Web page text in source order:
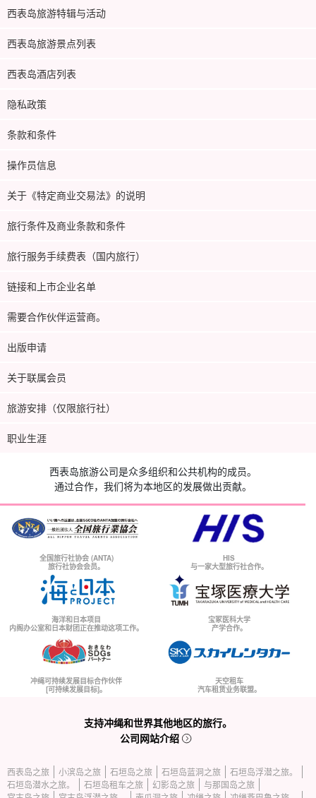
西表岛旅游特辑与活动
西表岛旅游景点列表
西表岛酒店列表
隐私政策
条款和条件
操作员信息
关于《特定商业交易法》的说明
旅行条件及商业条款和条件
旅行服务手续费表（国内旅行）
链接和上市企业名单
需要合作伙伴运营商。
出版申请
关于联属会员
旅游安排（仅限旅行社）
职业生涯
西表岛旅游公司是众多组织和公共机构的成员。
通过合作，我们将为本地区的发展做出贡献。
全国旅行社协会 (ANTA)
旅行社协会会员。
HIS
与一家大型旅行社合作。
海洋和日本项目
内阁办公室和日本财团正在推动这项工作。
宝冢医科大学
产学合作。
冲绳可持续发展目标合作伙伴
[可持续发展目标]。
天空租车
汽车租赁业务联盟。
支持冲绳和世界其他地区的旅行。
公司网站介绍
西表岛之旅 小滨岛之旅 石垣岛之旅 石垣岛蓝洞之旅
石垣岛浮潜之旅。
石垣岛潜水之旅。
石垣岛租车之旅 幻影岛之旅
与那国岛之旅